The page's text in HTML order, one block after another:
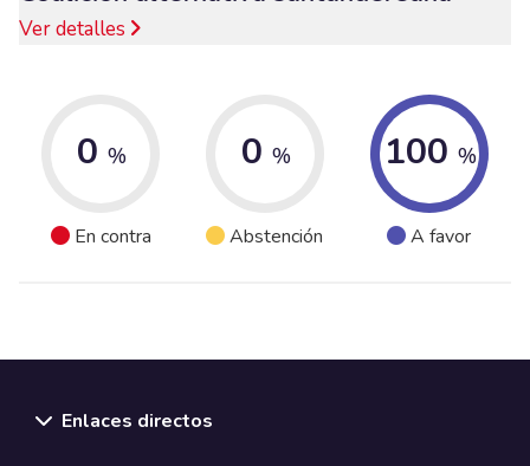
Ver detalles
0 %
En contra
0 %
Abstención
100 %
A favor
Enlaces directos